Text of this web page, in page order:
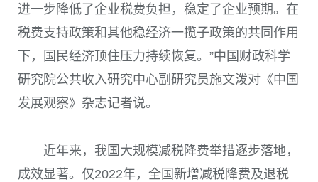
进一步降低了企业税费负担，稳定了企业预期。在
税费支持政策和其他稳经济一揽子政策的共同作用
下，国民经济顶住压力持续恢复。”中国财政科学
研究院公共收入研究中心副研究员施文泼对《中国
发展观察》杂志记者说。
近年来，我国大规模减税降费举措逐步落地，
成效显著。仅2022年，全国新增减税降费及退税